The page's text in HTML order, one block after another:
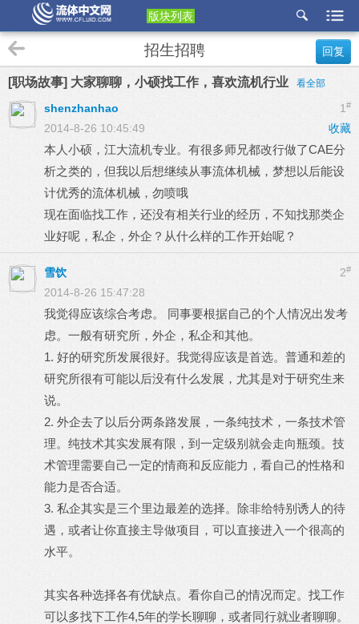
版块列表
etu
p
回复
招生招聘
[职场故事] 大家聊聊，小硕找工作，喜欢流机行业 看全部
1 #
shenzhanhao
收藏
2014-8-26 10:45:49
本人小硕，江大流机专业。有很多师兄都改行做了CAE分
析之类的，但我以后想继续从事流体机械，梦想以后能设
计优秀的流体机械，勿喷哦
现在面临找工作，还没有相关行业的经历，不知找那类企
业好呢，私企，外企？从什么样的工作开始呢？
2#
雪饮
2014-8-26 15:47:28
我觉得应该综合考虑。 同事要根据自己的个人情况出发考
虑。一般有研究所，外企，私企和其他。
1. 好的研究所发展很好。我觉得应该是首选。普通和差的
研究所很有可能以后没有什么发展，尤其是对于研究生来
说。
2. 外企去了以后分两条路发展，一条纯技术，一条技术管
理。纯技术其实发展有限，到一定级别就会走向瓶颈。技
术管理需要自己一定的情商和反应能力，看自己的性格和
能力是否合适。
3. 私企其实是三个里边最差的选择。除非给特别诱人的待
遇，或者让你直接主导做项目，可以直接进入一个很高的
水平。
其实各种选择各有优缺点。看你自己的情况而定。找工作
可以多找下工作4,5年的学长聊聊，或者同行就业者聊聊。